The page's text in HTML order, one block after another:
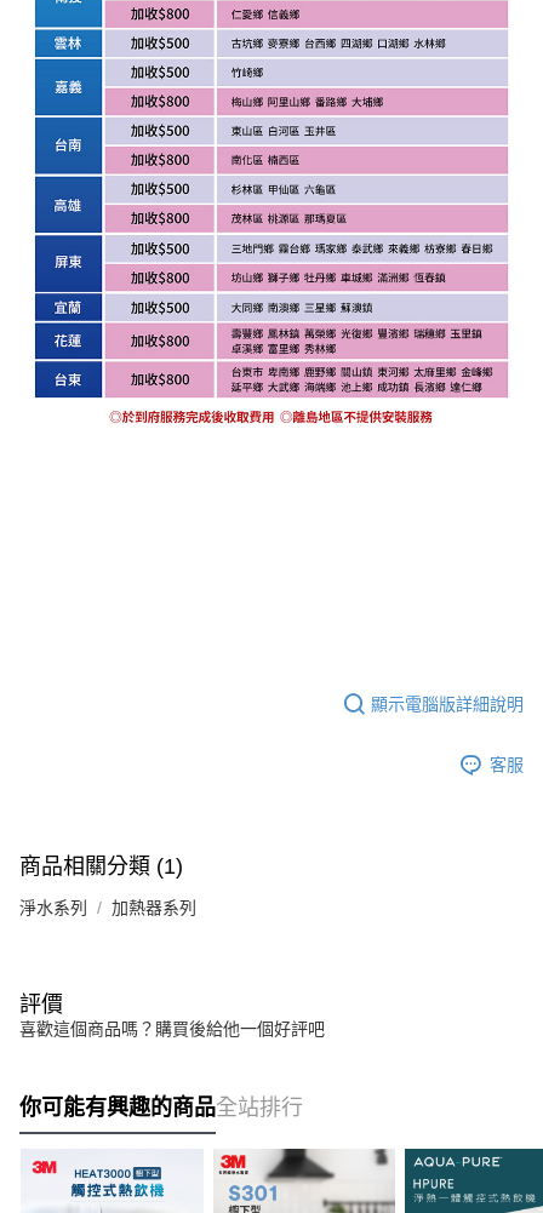
顯示電腦版詳細說明
客服
商品相關分類 (1)
淨水系列 加熱器系列
評價
喜歡這個商品嗎？購買後給他一個好評吧
你可能有興趣的商品全站排行